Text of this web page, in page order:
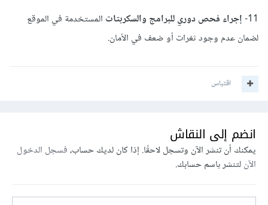
11-إجراء فحص دوري للبرامج والسكربتاتالمستخدمة في الموقع
لضمان عدم وجود ثغرات أو ضعف في الأمان.
اقتباس
انضم إلى النقاش
يمكنك أن تنشر الآن وتسجل لاحقًا. إذا كان لديك حساب،فسجل الدخول
الآنلتنشر باسم حسابك.